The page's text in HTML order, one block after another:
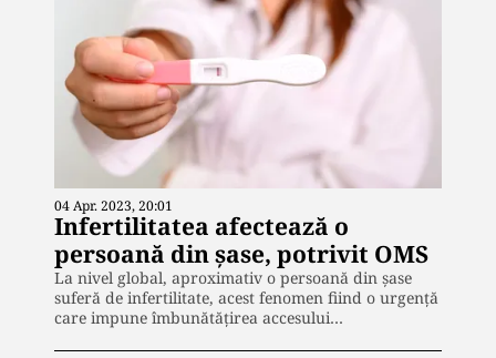
04 Apr. 2023, 20:01
Infertilitatea afectează o
persoană din șase, potrivit OMS
La nivel global, aproximativ o persoană din șase
suferă de infertilitate, acest fenomen fiind o urgență
care impune îmbunătățirea accesului…